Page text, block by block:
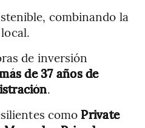
combinando la
de inversión
de 37 años de
.
como Private